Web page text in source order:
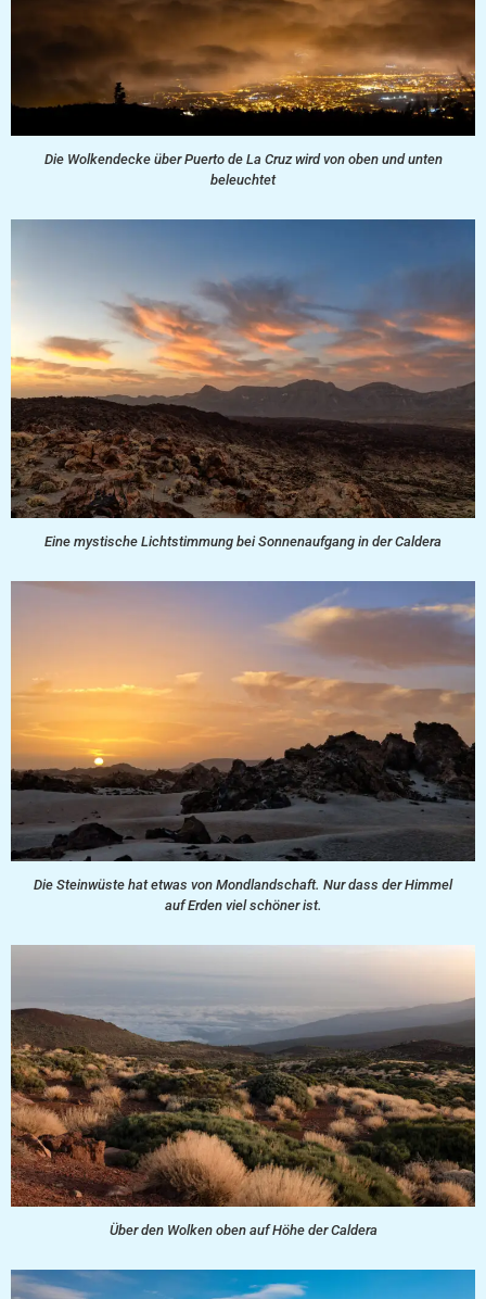
Die Wolkendecke über Puerto de La Cruz wird von oben und unten
beleuchtet
Eine mystische Lichtstimmung bei Sonnenaufgang in der Caldera
Die Steinwüste hat etwas von Mondlandschaft. Nur dass der Himmel
auf Erden viel schöner ist.
Über den Wolken oben auf Höhe der Caldera